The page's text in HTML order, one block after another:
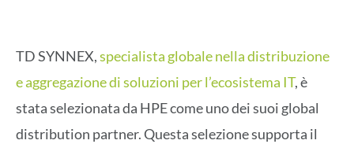
TD SYNNEX,specialista globale nella distribuzione
e aggregazione di soluzioni per l’ecosistema IT, è
stata selezionata da HPE come uno dei suoi global
distribution partner. Questa selezione supporta il